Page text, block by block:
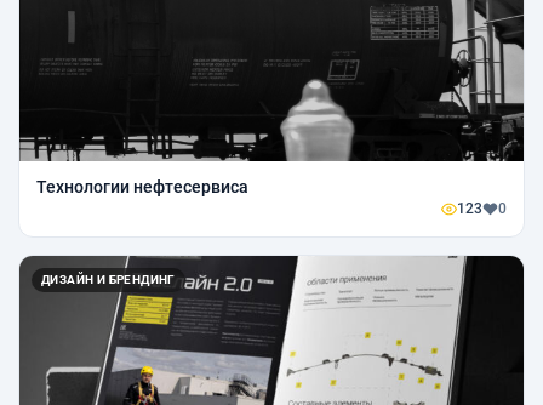
Технологии нефтесервиса
123 0
ДИЗАЙН И БРЕНДИНГ